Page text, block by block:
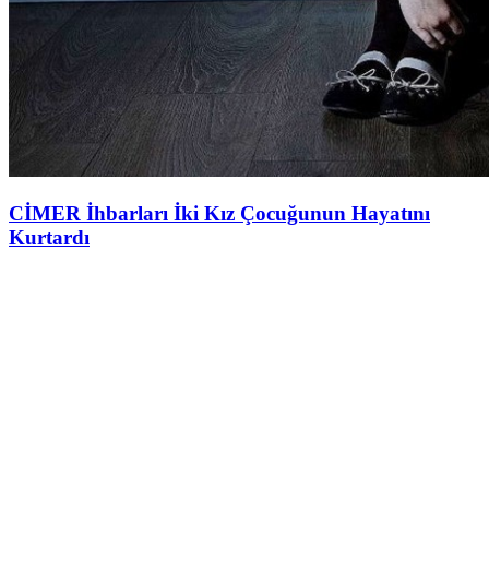
CİMER İhbarları İki Kız Çocuğunun Hayatını
Kurtardı